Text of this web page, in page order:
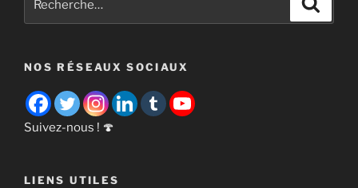
champignons
la
NOS RÉSEAUX SOCIAUX
Suivez-nous ! 🍄
LIENS UTILES